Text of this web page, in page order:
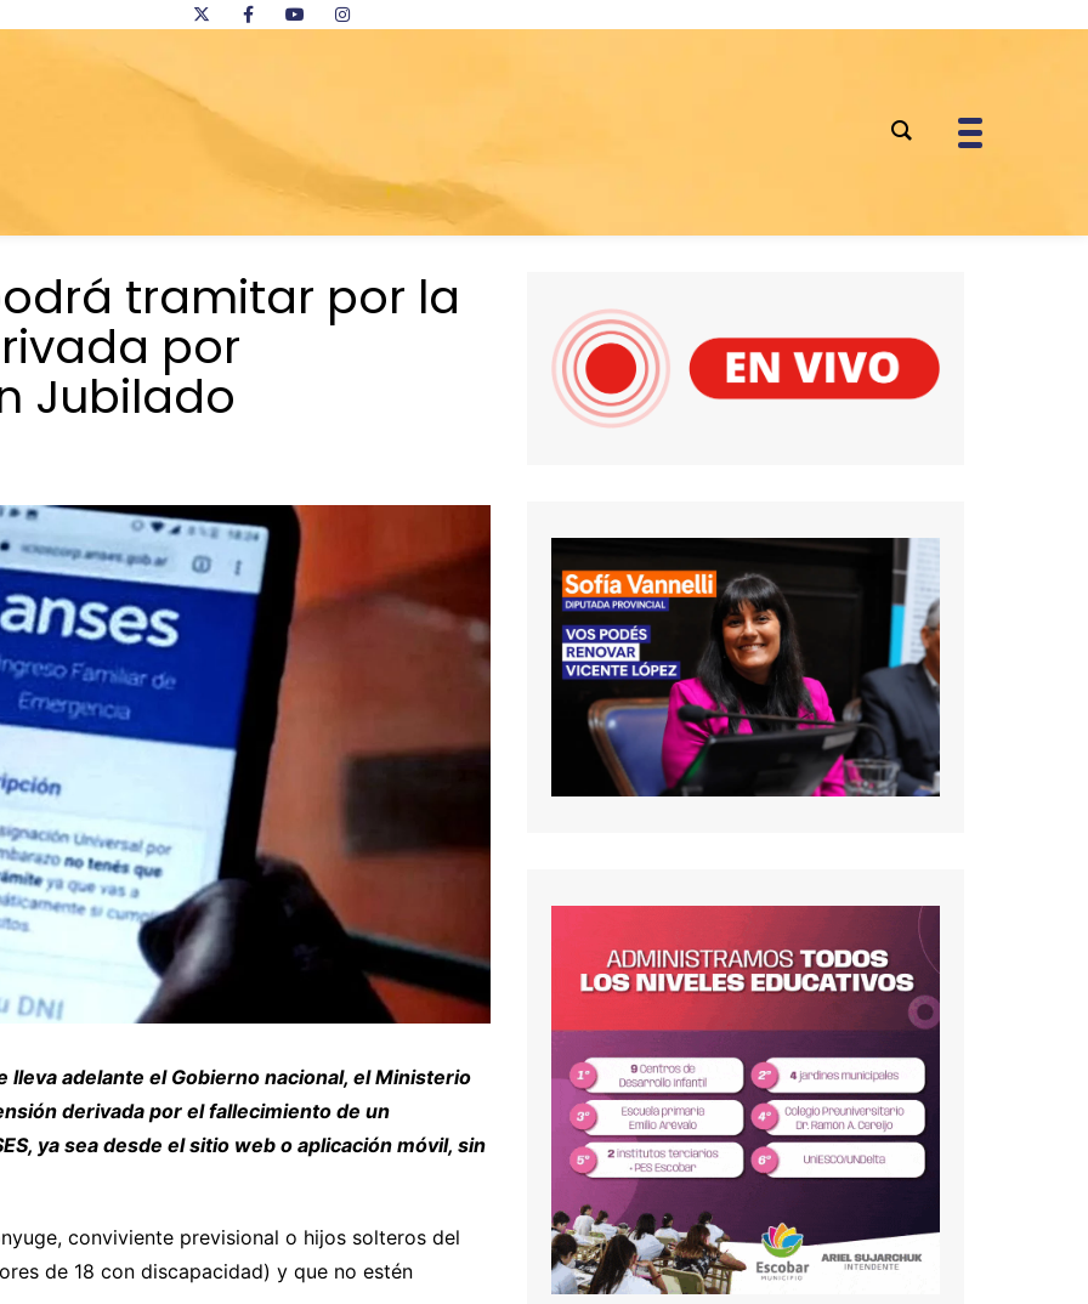
tramitar por la
por
Jubilado
adelante el Gobierno nacional, el Ministerio
derivada por el fallecimiento de un
ya sea desde el sitio web o aplicación móvil, sin
conviviente previsional o hijos solteros del
de 18 con discapacidad) y que no estén